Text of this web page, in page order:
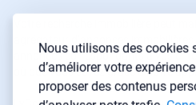
Nous utilisons des cookies
d’améliorer votre
proposer des contenus
annonces correspondants à vos
où que vous soyez grâce à notre